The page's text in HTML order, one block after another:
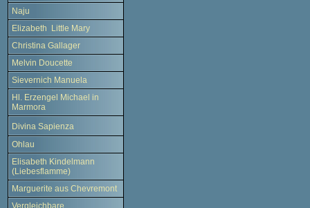
Naju
Elizabeth Little Mary
Christina Gallager
Melvin Doucette
Sievernich Manuela
Hl. Erzengel Michael in
Marmora
Divina Sapienza
Ohlau
Elisabeth Kindelmann
(Liebesflamme)
Marguerite aus Chevremont